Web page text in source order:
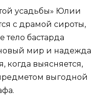
усадьбы» Юлии
с драмой сироты,
бастарда
мир и надежда
когда выясняется,
выгодной